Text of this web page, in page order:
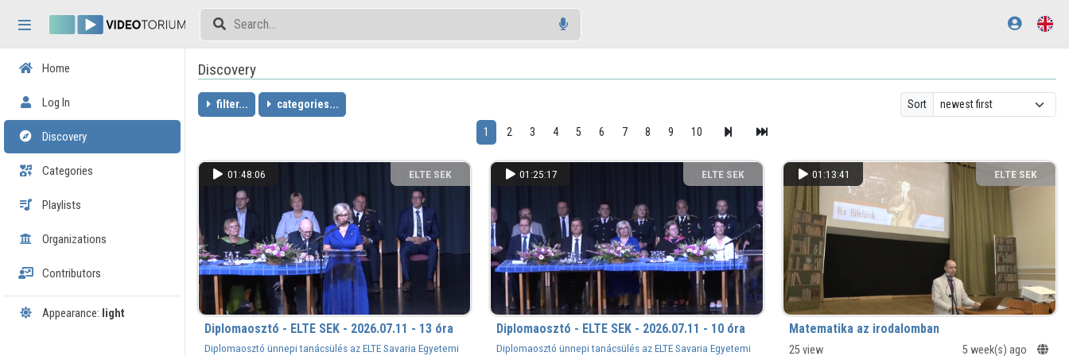
Home
Log In
Discovery
Categories
Playlists
Organizations
Contributors
Appearance: light
Discovery
filter... categories... Sort
1 2 3 4 5 6 7 8 9 10
01:48:06
ELTE SEK
KÖNYVTÁRA
Diplomaosztó - ELTE SEK - 2026.07.11 - 13 óra
Diplomaosztó ünnepi tanácsülés az ELTE Savaria Egyetemi
01:25:17
ELTE SEK
KÖNYVTÁRA
Diplomaosztó - ELTE SEK - 2026.07.11 - 10 óra
Diplomaosztó ünnepi tanácsülés az ELTE Savaria Egyetemi
01:13:41
ELTE SEK
KÖNYVTÁRA
Matematika az irodalomban
25 view 5 week(s) ago